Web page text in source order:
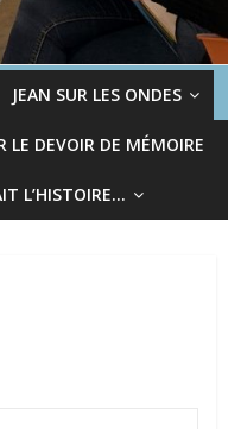
JEAN SUR LES ONDES
LE DEVOIR DE MÉMOIRE
L’HISTOIRE…